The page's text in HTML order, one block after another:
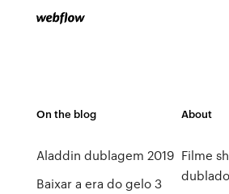
On the blog
Aladdin dublagem 2019
Baixar a era do gelo 3
About
Filme